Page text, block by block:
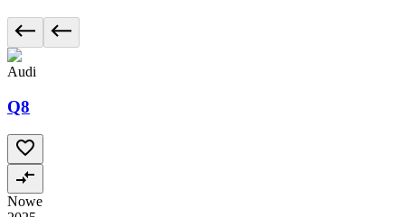
Audi
Q8
Nowe